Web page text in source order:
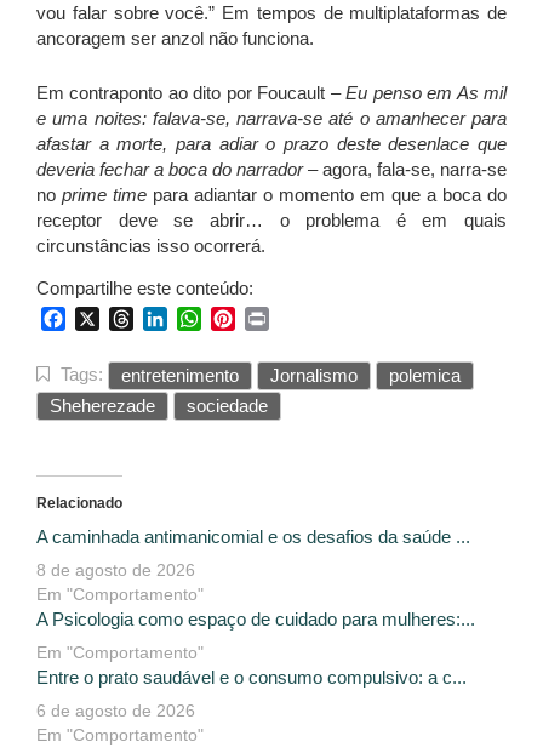
vou falar sobre você.” Em tempos de multiplataformas de
ancoragem ser anzol não funciona.
Em contraponto ao dito por Foucault – Eu penso em As mil
e uma noites: falava-se, narrava-se até o amanhecer para
afastar a morte, para adiar o prazo deste desenlace que
deveria fechar a boca do narrador –agora, fala-se, narra-se
no prime time para adiantar o momento em que a boca do
receptor deve se abrir… o problema é em quais
circunstâncias isso ocorrerá.
Compartilhe este conteúdo:
FacebookThreadsLinkedInWhatsApp
Pinterest
Tags: entretenimento Jornalismo
polemica
Sheherezade
sociedade
Relacionado
A caminhada antimanicomial e os desafios da saúde ...
8 de agosto de 2026
Em "Comportamento"
A Psicologia como espaço de cuidado para mulheres:...
Em "Comportamento"
Entre o prato saudável e o consumo compulsivo: a c...
6 de agosto de 2026
Em "Comportamento"